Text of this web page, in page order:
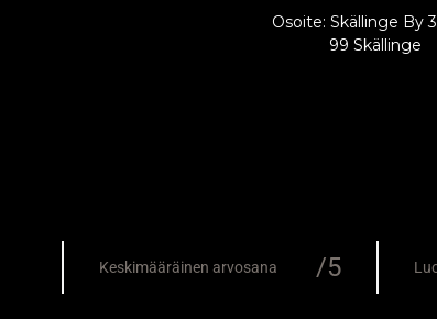
Osoite: Skällinge By
99 Skällinge